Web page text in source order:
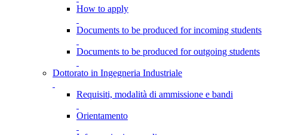
How to apply
Documents to be produced for incoming students
Documents to be produced for outgoing students
Dottorato in Ingegneria Industriale
Requisiti, modalità di ammissione e bandi
Orientamento